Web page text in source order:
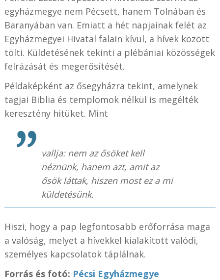
egyházmegye nem Pécsett, hanem Tolnában és
Baranyában van. Emiatt a hét napjainak felét az
Egyházmegyei Hivatal falain kívül, a hívek között
tölti. Küldetésének tekinti a plébániai közösségek
felrázását és megerősítését.
Példaképként az ősegyházra tekint, amelynek
tagjai Biblia és templomok nélkül is megélték
keresztény hitüket. Mint
vallja: nem az ősöket kell
néznünk, hanem azt, amit az
ősök láttak, hiszen most ez a mi
küldetésünk.
Hiszi, hogy a pap legfontosabb erőforrása maga
a valóság, melyet a hívekkel kialakított valódi,
személyes kapcsolatok táplálnak.
Forrás és fotó: Pécsi Egyházmegye